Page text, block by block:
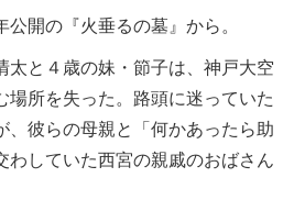
開の『火垂るの墓』から。
と４歳の妹・節子は、神戸大空
場所を失った。路頭に迷っていた
、彼らの母親と「何かあったら助
わしていた西宮の親戚のおばさん